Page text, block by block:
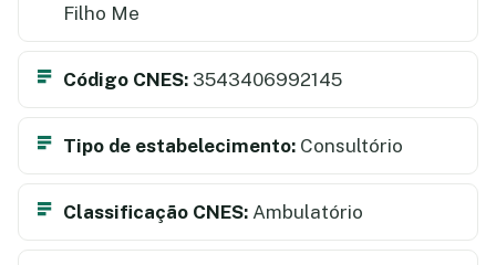
Filho Me
Código CNES: 3543406992145
Tipo de estabelecimento: Consultório
Classificação CNES: Ambulatório